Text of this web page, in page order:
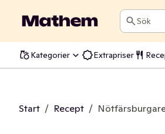
Sök
Kategorier Extrapriser
Start / Recept /